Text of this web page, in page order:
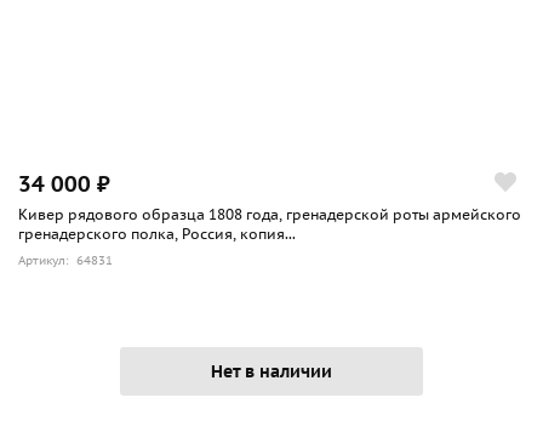
34 000 ₽
Кивер рядового образца 1808 года, гренадерской роты армейского
гренадерского полка, Россия, копия...
Артикул: 64831
Нет в наличии